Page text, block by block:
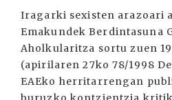
Iragarki sexisten arazoari
Emakundek Berdintasuna
Aholkularitza sortu zuen
(apirilaren 27ko 78/1998
EAEko herritarrengan